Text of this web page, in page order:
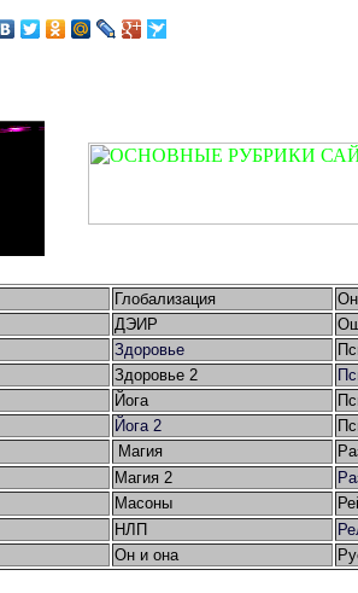
Глобализация
ДЭИР
Здоровье
Здоровье 2
Йога
Йога 2
Магия
Магия 2
Масоны
НЛП
Он и она